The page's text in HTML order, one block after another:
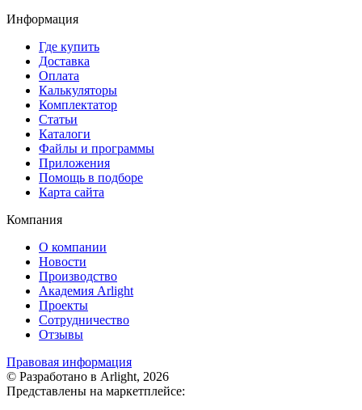
Информация
Где купить
Доставка
Оплата
Калькуляторы
Комплектатор
Статьи
Каталоги
Файлы и программы
Приложения
Помощь в подборе
Карта сайта
Компания
О компании
Новости
Производство
Академия Arlight
Проекты
Сотрудничество
Отзывы
Правовая информация
© Разработано в Arlight, 2026
Представлены на маркетплейсе: